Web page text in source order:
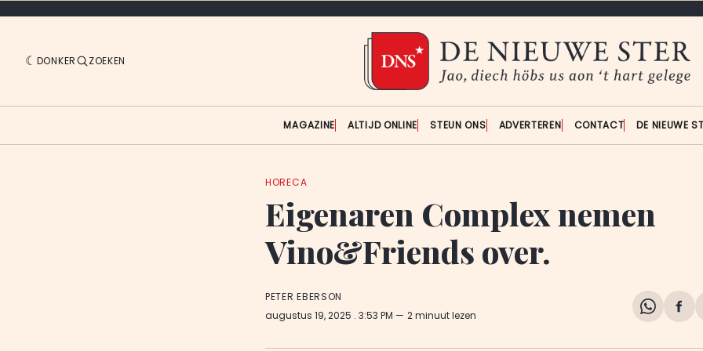
DONKER ZOEKEN
MAGAZINE ALTIJD ONLINE STEUN ONS ADVERTEREN CONTACT DE NIEUWE
HORECA
Eigenaren Complex nemen
Vino&Friends over.
PETER EBERSON
augustus 19, 2025 . 3:53 PM 2 minuut lezen
Share